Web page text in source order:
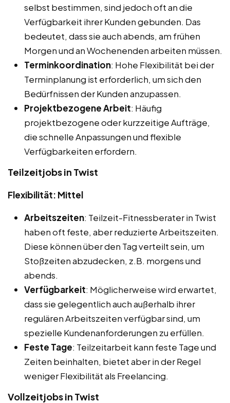
selbst bestimmen, sind jedoch oft an die
Verfügbarkeit ihrer Kunden gebunden. Das
bedeutet, dass sie auch abends, am frühen
Morgen und an Wochenenden arbeiten müssen.
Terminkoordination: Hohe Flexibilität bei der
Terminplanung ist erforderlich, um sich den
Bedürfnissen der Kunden anzupassen.
Projektbezogene Arbeit: Häufig
projektbezogene oder kurzzeitige Aufträge,
die schnelle Anpassungen und flexible
Verfügbarkeiten erfordern.
Teilzeitjobs in Twist
Flexibilität: Mittel
Arbeitszeiten: Teilzeit-Fitnessberater in Twist
haben oft feste, aber reduzierte Arbeitszeiten.
Diese können über den Tag verteilt sein, um
Stoßzeiten abzudecken, z.B. morgens und
abends.
Verfügbarkeit: Möglicherweise wird erwartet,
dass sie gelegentlich auch außerhalb ihrer
regulären Arbeitszeiten verfügbar sind, um
spezielle Kundenanforderungen zu erfüllen.
Feste Tage: Teilzeitarbeit kann feste Tage und
Zeiten beinhalten, bietet aber in der Regel
weniger Flexibilität als Freelancing.
Vollzeitjobs in Twist